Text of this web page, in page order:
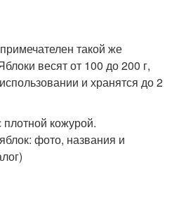
такой же
весят от 100 до 200 г,
и хранятся до 2